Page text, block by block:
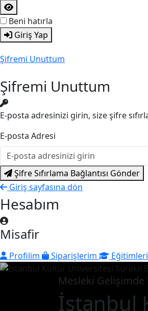
Beni hatırla
Giriş Yap
Şifremi Unuttum
Şifremi Unuttum
E-posta adresinizi girin, size şifre
E-posta Adresi
Şifre Sıfırlama Bağlantısı Gönder
Giriş sayfasına dön
Hesabım
Misafir
Profilim Siparişlerim
Mesleki Gelişimde
İstanbul